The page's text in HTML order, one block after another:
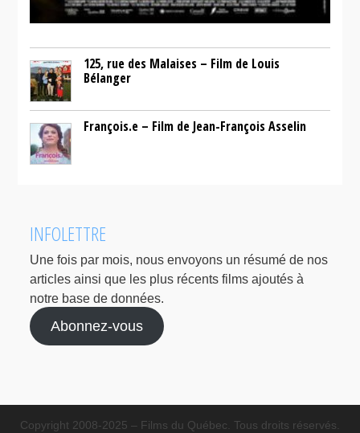
125, rue des Malaises – Film de Louis
Bélanger
François.e – Film de Jean-François Asselin
INFOLETTRE
Une fois par mois, nous envoyons un résumé de nos
articles ainsi que les plus récents films ajoutés à
notre base de données.
Abonnez-vous
Copyright 2008-2025 – Films du Québec. Tous droits réservés.